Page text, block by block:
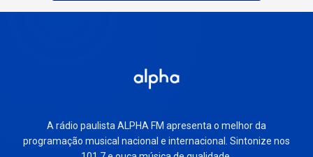
A rádio paulista ALPHA FM apresenta o melhor da
programação musical nacional e internacional. Sintonize nos